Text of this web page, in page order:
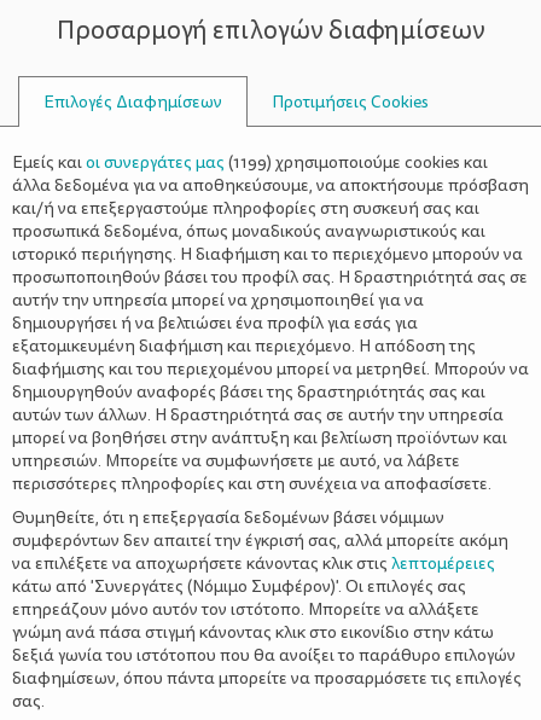
ΣΥΜΒΟΥΛΟΙ
ΟΙΚΟΓΈΝΕΙΑ>ΟΙΚΟΓΕΝΕΙΑΚΈΣ ΔΡΑΣΤΗΡΙΌΤΗΤΕΣ
Πάμε θέατρο; «Πιάνω παπούτσι
πάνω στο πιάνο»
Της Μαμάς Μαμαδοπούλου
Προσαρμογή επιλογών διαφημίσεων
Επιλογές Διαφημίσεων Προτιμήσεις Cookies
Εμείς καιοι συνεργάτες μας (1199) χρησιμοποιούμε cookies και
άλλα δεδομένα για να αποθηκεύσουμε, να αποκτήσουμε πρόσβαση
και/ή να επεξεργαστούμε πληροφορίες στη συσκευή σας και
προσωπικά δεδομένα, όπως μοναδικούς αναγνωριστικούς και
ιστορικό περιήγησης. Η διαφήμιση και το περιεχόμενο μπορούν να
προσωποποιηθούν βάσει του προφίλ σας. Η δραστηριότητά σας σε
αυτήν την υπηρεσία μπορεί να χρησιμοποιηθεί για να
δημιουργήσει ή να βελτιώσει ένα προφίλ για εσάς για
εξατομικευμένη διαφήμιση και περιεχόμενο. Η απόδοση της
διαφήμισης και του περιεχομένου μπορεί να μετρηθεί. Μπορούν να
δημιουργηθούν αναφορές βάσει της δραστηριότητάς σας και
αυτών των άλλων. Η δραστηριότητά σας σε αυτήν την υπηρεσία
μπορεί να βοηθήσει στην ανάπτυξη και βελτίωση προϊόντων και
υπηρεσιών. Μπορείτε να συμφωνήσετε με αυτό, να λάβετε
περισσότερες πληροφορίες και στη συνέχεια να αποφασίσετε.
Θυμηθείτε, ότι η επεξεργασία δεδομένων βάσει νόμιμων
συμφερόντων δεν απαιτεί την έγκρισή σας, αλλά μπορείτε ακόμη
να επιλέξετε να αποχωρήσετε κάνοντας κλικ στις λεπτομέρειες
κάτω από 'Συνεργάτες (Νόμιμο Συμφέρον)'. Οι επιλογές σας
επηρεάζουν μόνο αυτόν τον ιστότοπο. Μπορείτε να αλλάξετε
γνώμη ανά πάσα στιγμή κάνοντας κλικ στο εικονίδιο στην κάτω
δεξιά γωνία του ιστότοπου που θα ανοίξει το παράθυρο επιλογών
διαφημίσεων, όπου πάντα μπορείτε να προσαρμόσετε τις επιλογές
σας.